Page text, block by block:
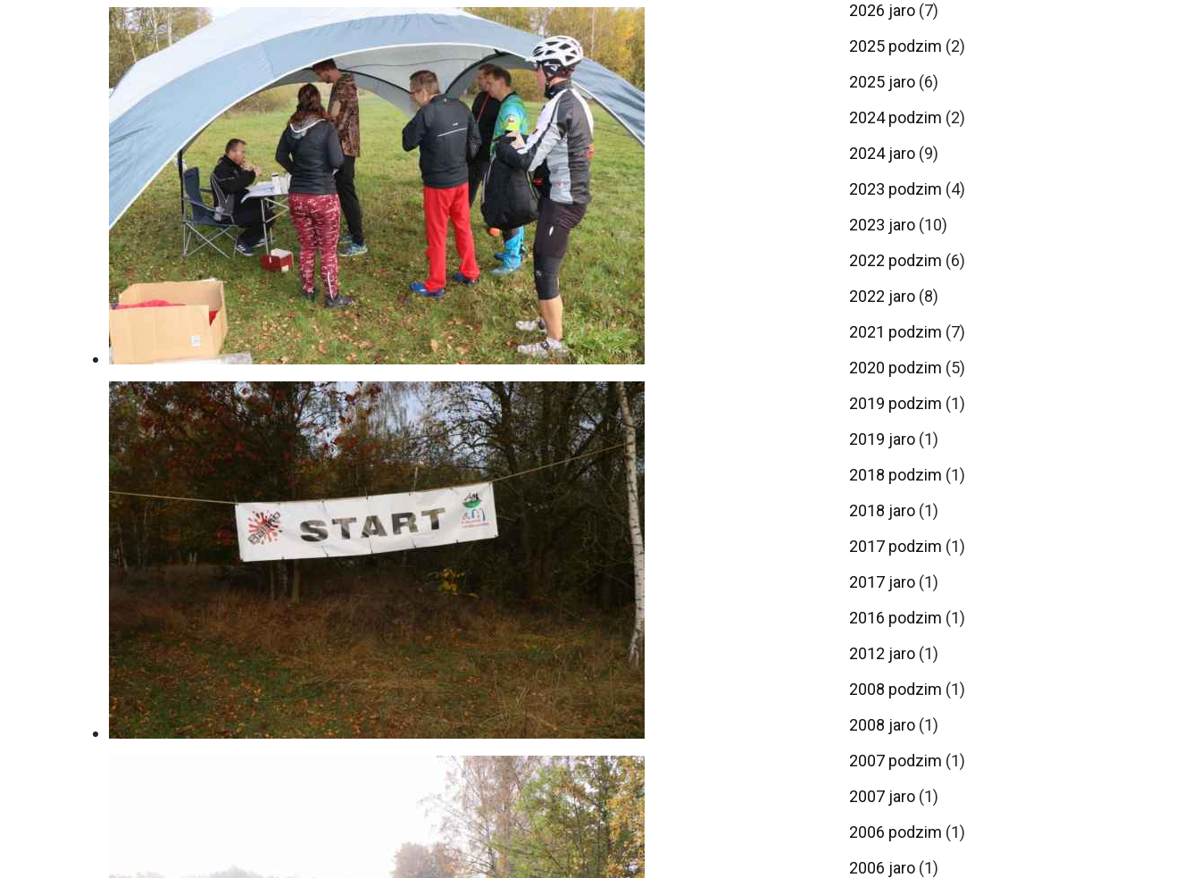
2026 jaro (7)
2025 podzim (2)
2025 jaro (6)
2024 podzim (2)
2024 jaro (9)
2023 podzim (4)
2023 jaro (10)
2022 podzim (6)
2022 jaro (8)
2021 podzim (7)
2020 podzim (5)
2019 podzim (1)
2019 jaro (1)
2018 podzim (1)
2018 jaro (1)
2017 podzim (1)
2017 jaro (1)
2016 podzim (1)
2012 jaro (1)
2008 podzim (1)
2008 jaro (1)
2007 podzim (1)
2007 jaro (1)
2006 podzim (1)
2006 jaro (1)